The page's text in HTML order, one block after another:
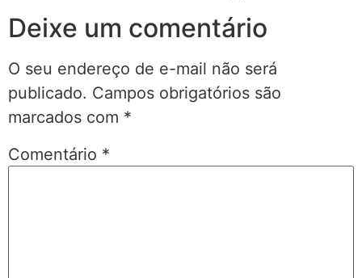
Deixe um comentário
O seu endereço de e-mail não será
publicado. Campos obrigatórios são
marcados com *
Comentário *